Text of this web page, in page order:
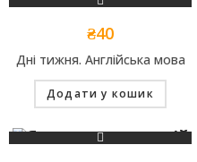
₴40
Дні тижня. Англійська мова
Додати у кошик